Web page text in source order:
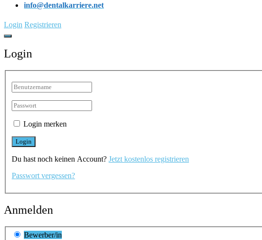
info@dentalkarriere.net
Login Registrieren
Login
Login merken
Du hast noch keinen Account? Jetzt kostenlos registrieren
Passwort vergessen?
Anmelden
Bewerber/in